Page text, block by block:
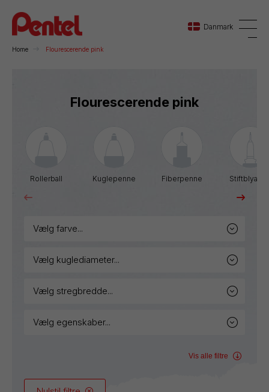
Danmark
Home Flourescerende pink
Flourescerende pink
Rollerball Kuglepenne Fiberpenne
vælg farve...
vælg kuglediameter...
vælg stregbredde...
vælg egenskaber...
Vis alle filtre